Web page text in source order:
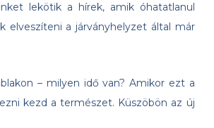
lekötik a hírek, amik óhatatlanul
elveszíteni a járványhelyzet által már
– milyen idő van? Amikor ezt a
kezd a természet. Küszöbön az új